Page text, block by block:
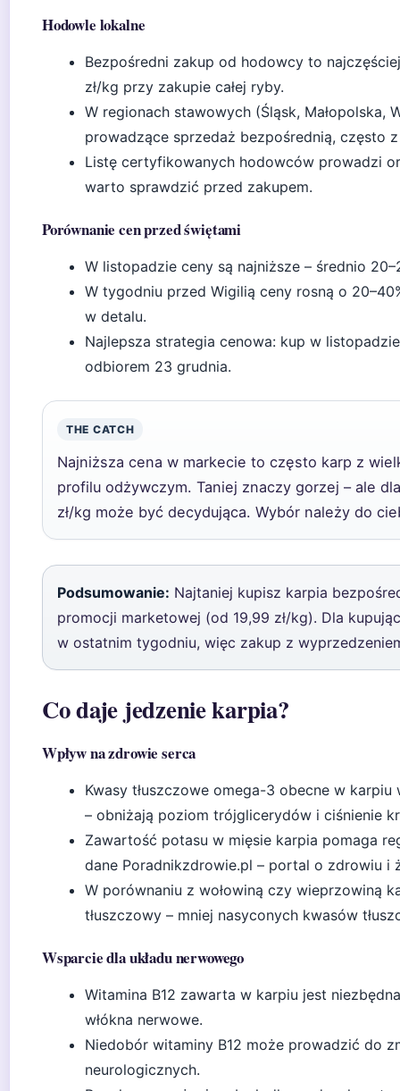
Hodowle lokalne
Bezpośredni zakup od hodowcy to
zł/kg przy zakupie całej ryby.
W regionach stawowych (Śląsk, Małopolska,
prowadzące sprzedaż bezpośrednią, często
Listę certyfikowanych hodowców prowadzi
warto sprawdzić przed zakupem.
Porównanie cen przed świętami
W listopadzie ceny są najniższe – średnio
W tygodniu przed Wigilią ceny rosną o
w detalu.
Najlepsza strategia cenowa: kup w
odbiorem 23 grudnia.
THE CATCH
Najniższa cena w markecie to często karp z
profilu odżywczym. Taniej znaczy gorzej – ale
zł/kg może być decydująca. Wybór należy do
Podsumowanie: Najtaniej kupisz karpia
promocji marketowej (od 19,99 zł/kg). Dla
w ostatnim tygodniu, więc zakup z
Co daje jedzenie karpia?
Wpływ na zdrowie serca
Kwasy tłuszczowe omega-3 obecne w
– obniżają poziom trójglicerydów i ciśnienie
Zawartość potasu w mięsie karpia pomaga
dane Poradnikzdrowie.pl – portal o zdrowiu i
W porównaniu z wołowiną czy wieprzowiną
tłuszczowy – mniej nasyconych kwasów
Wsparcie dla układu nerwowego
Witamina B12 zawarta w karpiu jest
włókna nerwowe.
Niedobór witaminy B12 może prowadzić do
neurologicznych.